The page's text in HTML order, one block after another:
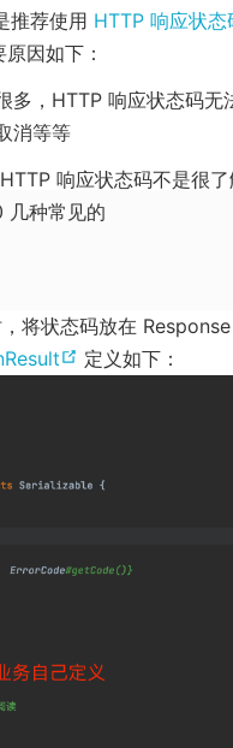
推荐使用 HTTP 响应状态
因如下：
多，HTTP 响应状态码无
消等等
响应状态码不是很
种常见的
将状态码放在
(
n
i
定义如下：